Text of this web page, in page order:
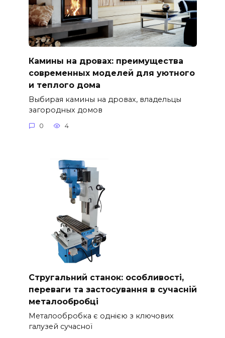
Камины на дровах: преимущества
современных моделей для уютного
и теплого дома
Выбирая камины на дровах, владельцы
загородных домов
0 4
Стругальний станок: особливості,
переваги та застосування в сучасній
металообробці
Металообробка є однією з ключових
галузей сучасної